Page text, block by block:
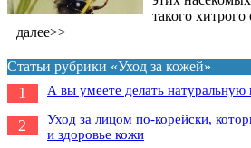
такого хитрого
далее>>
Статьи рубрики «Уход за кожей»
1 А вы умеете делать натуральную
2
Уход за лицом по-корейски,
и здоровье кожи